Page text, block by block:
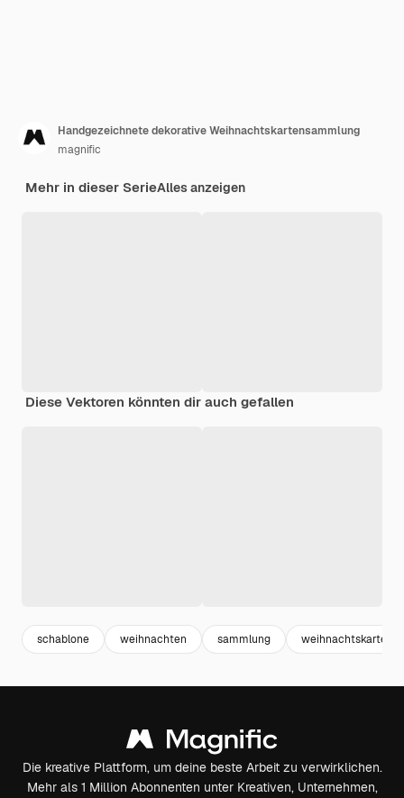
Handgezeichnete dekorative Weihnachtskartensammlung
magnific
Mehr in dieser SerieAlles anzeigen
Diese Vektoren könnten dir auch gefallen
schablone weihnachten sammlung weihnachtskarte
Die kreative Plattform, um deine beste Arbeit zu verwirklichen.
Mehr als 1 Million Abonnenten unter Kreativen, Unternehmen,